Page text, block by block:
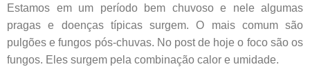
Estamos em um período bem chuvoso e nele algumas
pragas e doenças típicas surgem. O mais comum são
pulgões e fungos pós-chuvas. No post de hoje o foco são os
fungos. Eles surgem pela combinação calor e umidade.